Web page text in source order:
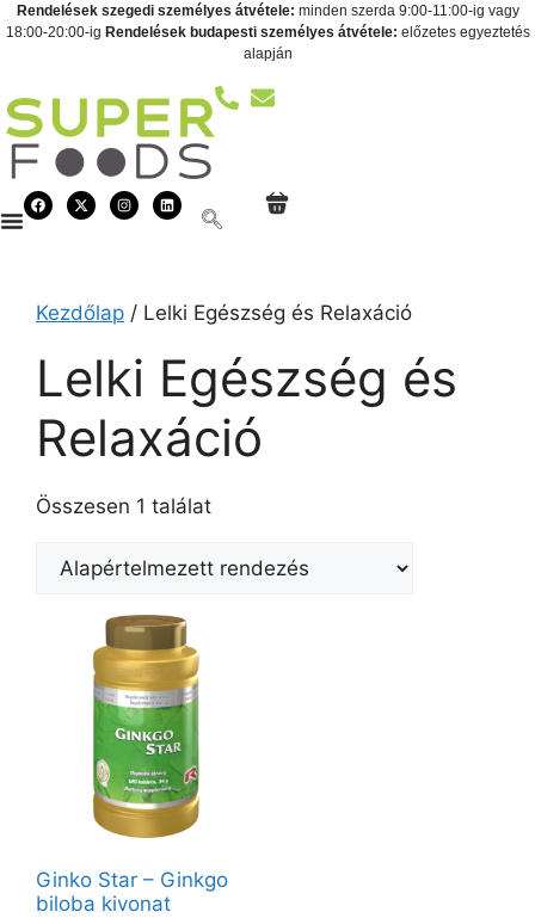
Rendelések szegedi személyes átvétele: minden szerda 9:00-11:00-ig vagy
18:00-20:00-ig Rendelések budapesti személyes átvétele: előzetes egyeztetés
alapján
Kezdőlap / Lelki Egészség és Relaxáció
Lelki Egészség és
Relaxáció
Összesen 1 találat
Ginko Star – Ginkgo
biloba kivonat